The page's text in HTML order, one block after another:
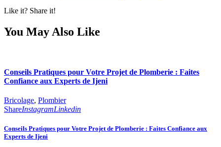
Like it? Share it!
You May Also Like
Conseils Pratiques pour Votre Projet de Plomberie : Faites
Confiance aux Experts de Ijeni
Bricolage, Plombier
ShareInstagramLinkedin
Conseils Pratiques pour Votre Projet de Plomberie : Faites Confiance aux
Experts de Ijeni